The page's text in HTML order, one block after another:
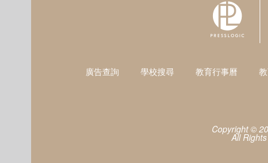
廣告查詢 學校搜尋 教育行事曆
Copyright ©
All